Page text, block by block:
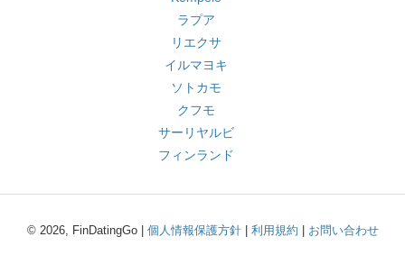
ラプア
リエクサ
イルマヨキ
ソトカモ
クフモ
サーリヤルビ
フィンランド
© 2026, FinDatingGo | 個人情報保護方針| 利用規約 お問い合わせ